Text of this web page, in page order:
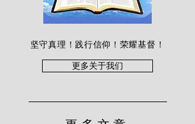
坚守真理！践行信仰！荣耀基督！
更多关于我们